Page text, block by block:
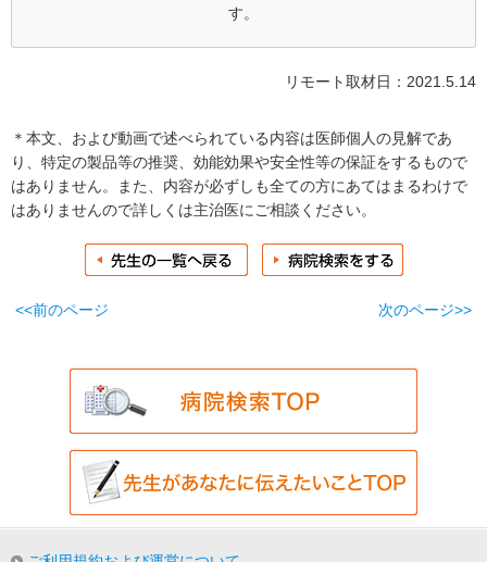
す。
リモート取材日：2021.5.14
＊本文、および動画で述べられている内容は医師個人の見解であ
り、特定の製品等の推奨、効能効果や安全性等の保証をするもので
はありません。また、内容が必ずしも全ての方にあてはまるわけで
はありませんので詳しくは主治医にご相談ください。
<<前のページ 次のページ>>